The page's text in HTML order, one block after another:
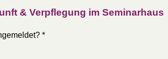
& Verpflegung im Seminarhaus
*